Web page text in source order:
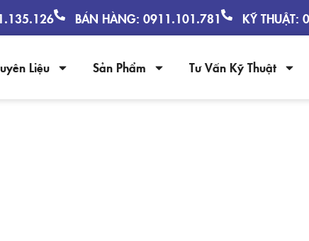
BÁN HÀNG: 0911.101.781 KỸ
Liệu Sản Phẩm Tư Vấn Kỹ Thuật